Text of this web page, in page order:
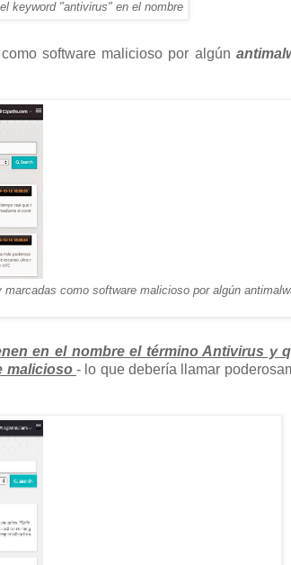
keyword "antivirus" en el nombre
software malicioso por algún
como software malicioso por algún
en el nombre el término Antivirus y
malicioso - lo que debería llamar